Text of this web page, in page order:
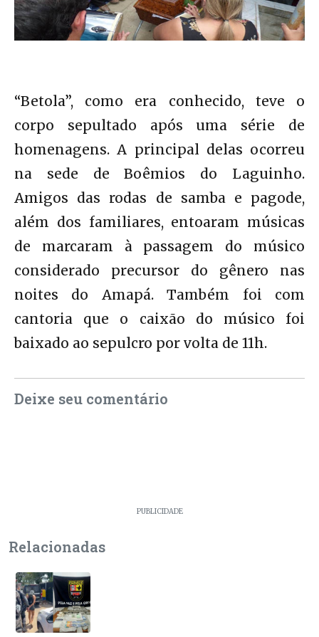
“Betola”, como era conhecido, teve o
corpo sepultado após uma série de
homenagens. A principal delas ocorreu
na sede de Boêmios do Laguinho.
Amigos das rodas de samba e pagode,
além dos familiares, entoaram músicas
de marcaram à passagem do músico
considerado precursor do gênero nas
noites do Amapá. Também foi com
cantoria que o caixão do músico foi
baixado ao sepulcro por volta de 11h.
Deixe seu comentário
PUBLICIDADE
Relacionadas